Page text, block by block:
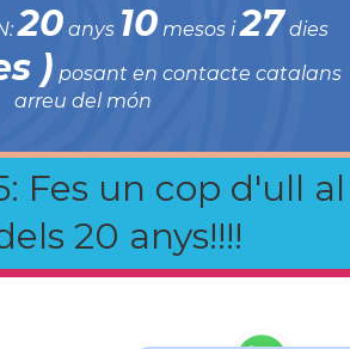
20 anys 10 mesos i27 dies
) posant en contacte catalans
arreu del món
Fes un cop d'ull al
20 anys!!!!